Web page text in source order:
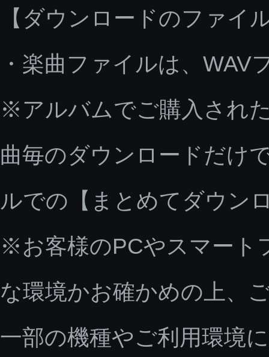
【ダウンロードのファイ
・楽曲ファイルは、
※アルバムでご購入され
曲毎のダウンロードだけ
ルでの【まとめてダウン
※お客様のPCやスマート
な環境かお確かめの上、
一部の機種やご利用環境